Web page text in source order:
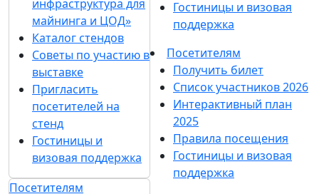
инфраструктура для
майнинга и ЦОД»
Каталог стендов
Советы по участию в
выставке
Пригласить
посетителей на
стенд
Гостиницы и
визовая поддержка
Посетителям
Гостиницы и визовая
поддержка
Посетителям
Получить билет
Список участников 2026
Интерактивный план
2025
Правила посещения
Гостиницы и визовая
поддержка